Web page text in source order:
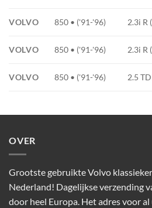
VOLVO 850 • ('91-'96) 2.3i R
VOLVO 850 • ('91-'96) 2.3i R
VOLVO 850 • ('91-'96) 2.5
OVER
Grootste gebruikte Volvo
Nederland! Dagelijkse verzending
door heel Europa. Het adres voor